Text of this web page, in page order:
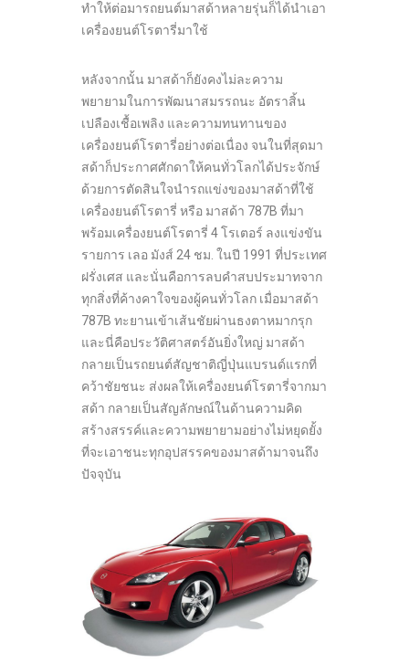
ทำให้ต่อมารถยนต์มาสด้าหลายรุ่นก็ได้นำเอา
เครื่องยนต์โรตารี่มาใช้
หลังจากนั้น มาสด้าก็ยังคงไม่ละความ
พยายามในการพัฒนาสมรรถนะ อัตราสิ้น
เปลืองเชื้อเพลิง และความทนทานของ
เครื่องยนต์โรตารี่อย่างต่อเนื่อง จนในที่สุดมา
สด้าก็ประกาศศักดาให้คนทั่วโลกได้ประจักษ์
ด้วยการตัดสินใจนำรถแข่งของมาสด้าที่ใช้
เครื่องยนต์โรตารี่ หรือ มาสด้า 787B ที่มา
พร้อมเครื่องยนต์โรตารี่ 4 โรเตอร์ ลงแข่งขัน
รายการ เลอ มังส์ 24 ชม. ในปี 1991 ที่ประเทศ
ฝรั่งเศส และนั่นคือการลบคำสบประมาทจาก
ทุกสิ่งที่ค้างคาใจของผู้คนทั่วโลก เมื่อมาสด้า
787B ทะยานเข้าเส้นชัยผ่านธงตาหมากรุก
และนี่คือประวัติศาสตร์อันยิ่งใหญ่ มาสด้า
กลายเป็นรถยนต์สัญชาติญี่ปุ่นแบรนด์แรกที่
คว้าชัยชนะ ส่งผลให้เครื่องยนต์โรตารี่จากมา
สด้า กลายเป็นสัญลักษณ์ในด้านความคิด
สร้างสรรค์และความพยายามอย่างไม่หยุดยั้ง
ที่จะเอาชนะทุกอุปสรรคของมาสด้ามาจนถึง
ปัจจุบัน